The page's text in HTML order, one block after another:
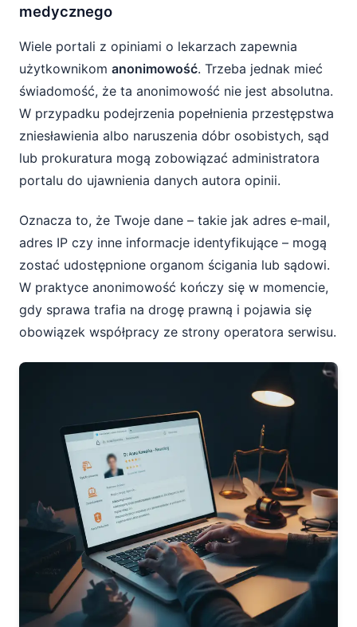
medycznego
Wiele portali z opiniami o lekarzach zapewnia
użytkownikom anonimowość. Trzeba jednak mieć
świadomość, że ta anonimowość nie jest absolutna.
W przypadku podejrzenia popełnienia przestępstwa
zniesławienia albo naruszenia dóbr osobistych, sąd
lub prokuratura mogą zobowiązać administratora
portalu do ujawnienia danych autora opinii.
Oznacza to, że Twoje dane – takie jak adres e‑mail,
adres IP czy inne informacje identyfikujące – mogą
zostać udostępnione organom ścigania lub sądowi.
W praktyce anonimowość kończy się w momencie,
gdy sprawa trafia na drogę prawną i pojawia się
obowiązek współpracy ze strony operatora serwisu.